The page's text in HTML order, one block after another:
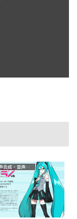
VOCALOID・歌声合成・音声合成